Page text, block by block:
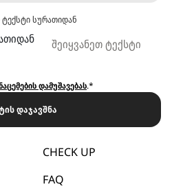
ტექსტი სურათიდან
დამუშავებას.*
დაჯავშნა
CHECK UP
FAQ